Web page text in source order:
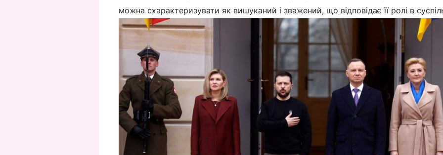
можна схарактеризувати як вишуканий і зважений, що відповідає її ролі в